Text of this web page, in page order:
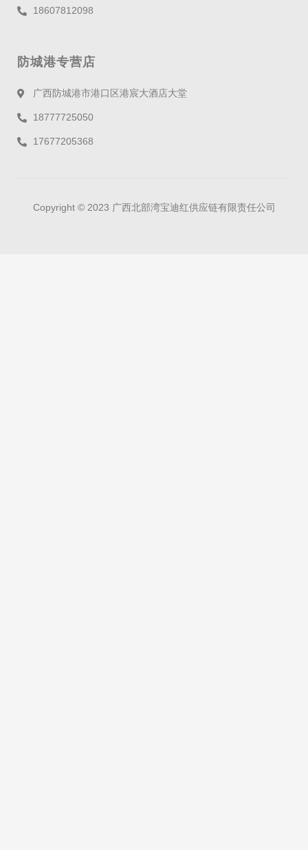
18607812098
防城港专营店
广西防城港市港口区港宸大酒店大堂
18777725050
17677205368
Copyright © 2023 广西北部湾宝迪红供应链有限责任公司